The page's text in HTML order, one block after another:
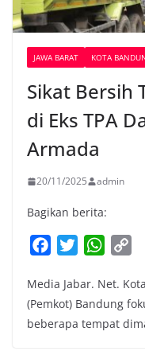
JAWA BARAT KOTA
Sikat Bersih
di Eks TPA
Armada
20/11/2025 admin
Bagikan berita:
c
e
b
i
t
t
W
a
t
s
p
y
L
Media Jabar. Net.
(Pemkot) Bandung
beberapa tempat